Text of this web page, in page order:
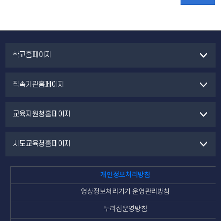
학교홈페이지
직속기관홈페이지
교육지원청홈페이지
시도교육청홈페이지
개인정보처리방침
영상정보처리기기 운영관리방침
누리집운영방침